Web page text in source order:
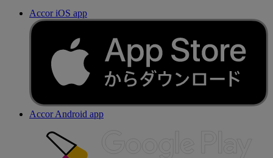
Accor iOS app
Accor Android app